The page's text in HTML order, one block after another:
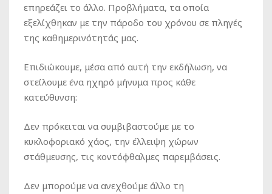
επηρεάζει το άλλο. Προβλήματα, τα οποία
εξελίχθηκαν με την πάροδο του χρόνου σε πληγές
της καθημερινότητάς μας.
Επιδιώκουμε, μέσα από αυτή την εκδήλωση, να
στείλουμε ένα ηχηρό μήνυμα προς κάθε
κατεύθυνση:
Δεν πρόκειται να συμβιβαστούμε με το
κυκλοφοριακό χάος, την έλλειψη χώρων
στάθμευσης, τις κοντόφθαλμες παρεμβάσεις.
Δεν μπορούμε να ανεχθούμε άλλο τη